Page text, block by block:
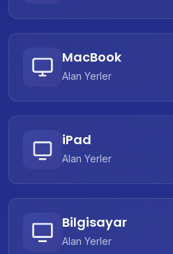
MacBook
Alan Yerler
iPad
Alan Yerler
Bilgisayar
Alan Yerler